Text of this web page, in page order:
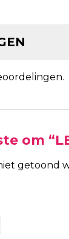
om
getoond